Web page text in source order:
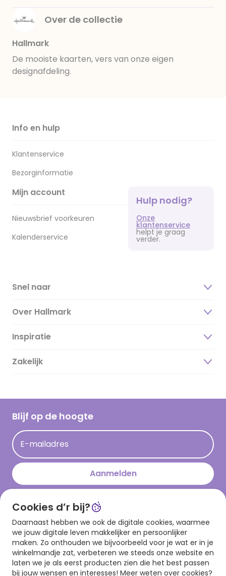
Over de collectie
Hallmark
De mooiste kaarten, vers van onze eigen
designafdeling.
Info en hulp
Klantenservice
Bezorginformatie
Mijn account
Nieuwsbrief voorkeuren
Kalenderservice
Hulp nodig?
Onze
klantenservice
helpt je graag
verder.
Snel naar
Over Hallmark
Over ons
Duurzaamheid
Hallmark Kaartclub
Acties
Persberichten
Hallmark en Kinderpostzegels
Inspiratie
Magazine
Cadeau inspiratie
Kaartinspiratie
Zakelijk
Blijf op de hoogte
E-mailadres
Aanmelden
Download onze app
Cookies d’r bij?
Daarnaast hebben we ook de digitale cookies, waarmee
we jouw digitale leven makkelijker en persoonlijker
maken. Zo onthouden we bijvoorbeeld voor je wat er in je
winkelmandje zat, verbeteren we steeds onze website en
laten we je als eerst producten zien die het best passen
bij jouw wensen en interesses! Meer weten over cookies?